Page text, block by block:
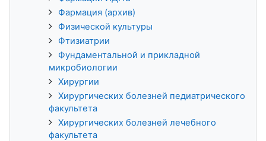
Фармация (архив)
Физической культуры
Фтизиатрии
Фундаментальной и прикладной
микробиологии
Хирургии
Хирургических болезней педиатрического
факультета
Хирургических болезней лечебного
факультета